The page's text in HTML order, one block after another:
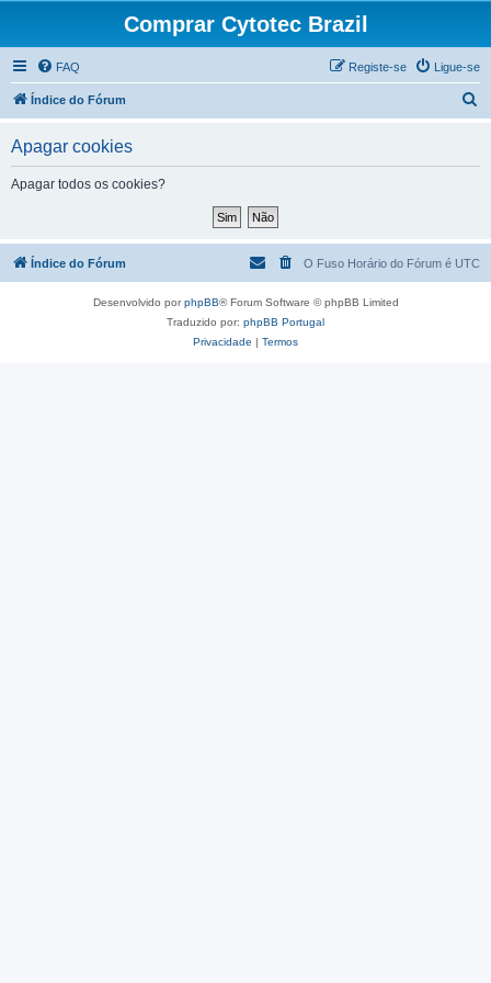
Comprar Cytotec Brazil
FAQ Ligue-se
Registe-se
Índice do Fórum
a
Apagar cookies
Apagar todos os cookies?
Índice do Fórum O Fuso Horário do Fórum é UTC
Desenvolvido porphpBB® Forum Software © phpBB Limited
Traduzido por: phpBB Portugal
Privacidade | Termos